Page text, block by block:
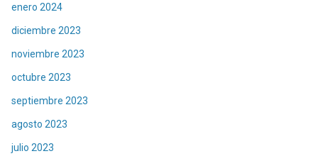
enero 2024
diciembre 2023
noviembre 2023
octubre 2023
septiembre 2023
agosto 2023
julio 2023